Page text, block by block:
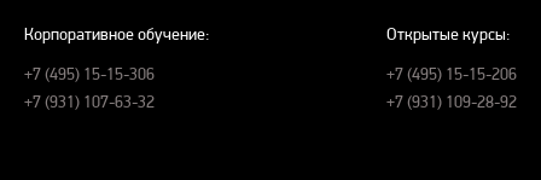
Корпоративное обучение:
+7 (495) 15-15-306
+7 (931) 107-63-32
Открытые курсы:
+7 (495) 15-15-206
+7 (931) 109-28-92